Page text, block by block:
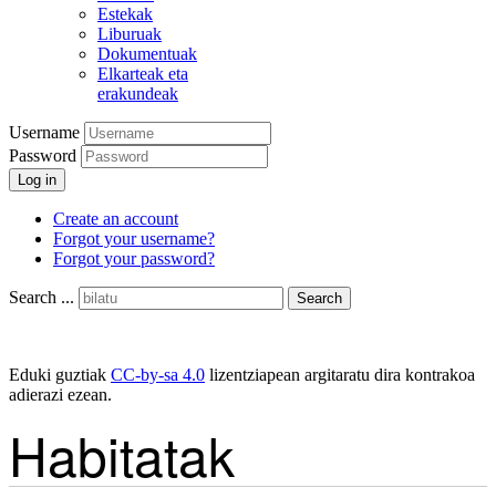
Estekak
Liburuak
Dokumentuak
Elkarteak eta
erakundeak
Username
Password
Log in
Create an account
Forgot your username?
Forgot your password?
Search ... Search
Eduki guztiak CC-by-sa 4.0 lizentziapean argitaratu dira kontrakoa
adierazi ezean.
Habitatak